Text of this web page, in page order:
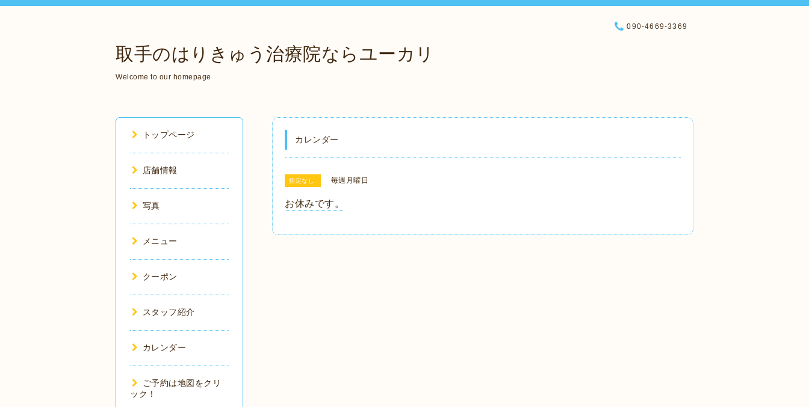
取手のはりきゅう治療院ならユーカリ
Welcome to our homepage
090-4669-3369
カレンダー
指定なし 毎週月曜日
お休みです。
トップページ
店舗情報
写真
メニュー
クーポン
スタッフ紹介
カレンダー
ご予約は地図をクリ
ック！